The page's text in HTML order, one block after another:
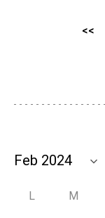
<<
L M